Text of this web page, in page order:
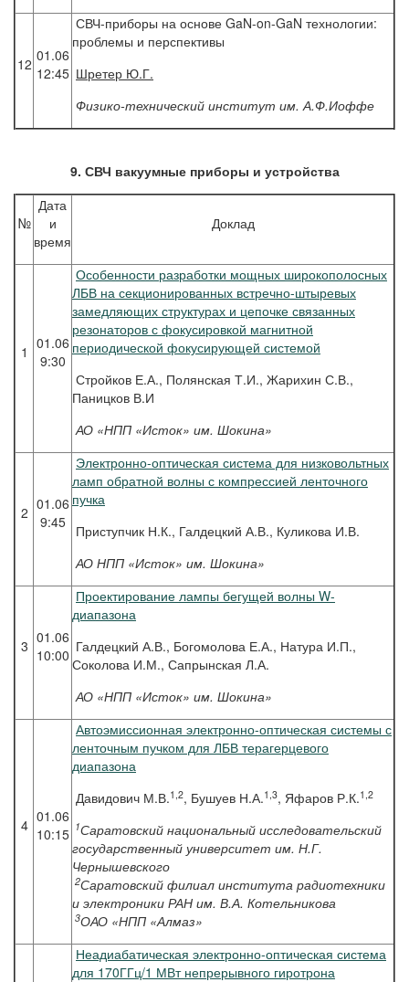
12 01.06
12:45
СВЧ-приборы на основе GaN-on-GaN технологии:
проблемы и перспективы
Шретер Ю.Г.
Физико-технический институт им. А.Ф.Иоффе
9. СВЧ вакуумные приборы и устройства
№
Дата
и
время
Доклад
1 01.06
9:30
Особенности разработки мощных широкополосных
ЛБВ на секционированных встречно-штыревых
замедляющих структурах и цепочке связанных
резонаторов с фокусировкой магнитной
периодической фокусирующей системой
Стройков Е.А., Полянская Т.И., Жарихин С.В.,
Паницков В.И
АО «НПП «Исток» им. Шокина»
2 01.06
9:45
Электронно-оптическая система для низковольтных
ламп обратной волны с компрессией ленточного
пучка
Приступчик Н.К., Галдецкий А.В., Куликова И.В.
АО НПП «Исток» им. Шокина»
3 01.06
10:00
Проектирование лампы бегущей волны W-
диапазона
Галдецкий А.В., Богомолова Е.А., Натура И.П.,
Соколова И.М., Сапрынская Л.А.
АО «НПП «Исток» им. Шокина»
4 01.06
10:15
Автоэмиссионная электронно-оптическая системы с
ленточным пучком для ЛБВ терагерцевого
диапазона
Давидович М.В.1,2, Бушуев Н.А.1,3, Яфаров Р.К.1,2
1Саратовский национальный исследовательский
государственный университет им. Н.Г.
Чернышевского
2Саратовский филиал института радиотехники
и электроники РАН им. В.А. Котельникова
3ОАО «НПП «Алмаз»
Неадиабатическая электронно-оптическая система
для 170ГГц/1 МВт непрерывного гиротрона